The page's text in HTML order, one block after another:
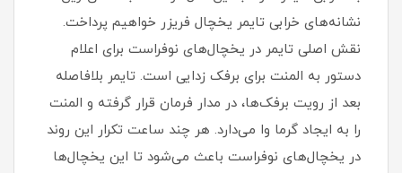
نشانه‌های خرابی تایمر یخچال فریزر خواهیم پرداخت.
نقش اصلی تایمر در یخچال‌های نوفراست برای اعلام
دستور به المنت برای برفک زدایی است. تایمر بلافاصله
بعد از رویت برفک‌ها، در مدار فرمان قرار گرفته و المنت
را به ایجاد گرما وا می‌دارد. هر چند ساعت تکرار این روند
در یخچال‌های نوفراست باعث می‌شود تا این یخچال‌ها